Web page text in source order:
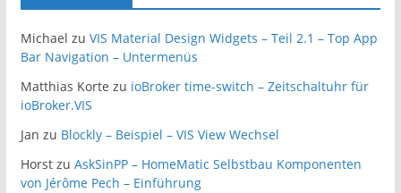
Michael zu VIS Material Design Widgets – Teil 2.1 – Top App
Bar Navigation – Untermenüs
Matthias Korte zu ioBroker time-switch – Zeitschaltuhr für
ioBroker.VIS
Jan zu Blockly – Beispiel – VIS View Wechsel
Horstzu AskSinPP – HomeMatic Selbstbau Komponenten
von Jérôme Pech – Einführung